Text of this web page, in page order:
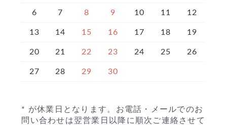
6 7 8 9 10 11 12
13 14 15 16 17 18 19
20 21 22 23 24 25 26
27 28 29 30
* が休業日となります。お電話・メールでのお
問い合わせは翌営業日以降に順次ご連絡させて